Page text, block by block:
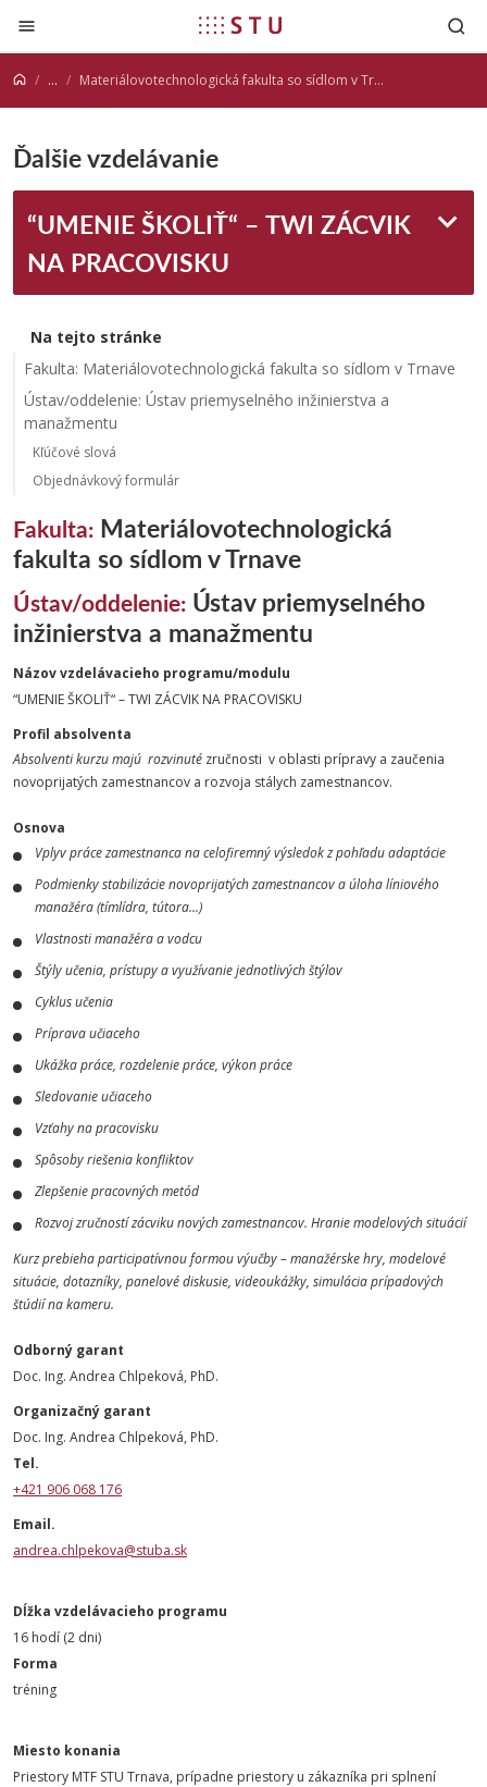
Prejsť na obsah
... Materiálovotechnologická fakulta so sídlom v Trnave
Ďalšie vzdelávanie
“UMENIE ŠKOLIŤ“ – TWI ZÁCVIK
NA PRACOVISKU
Na tejto stránke
Fakulta: Materiálovotechnologická fakulta so sídlom v Trnave
Ústav/oddelenie: Ústav priemyselného inžinierstva a
manažmentu
Kľúčové slová
Objednávkový formulár
Fakulta: Materiálovotechnologická
fakulta so sídlom v Trnave
Ústav/oddelenie: Ústav priemyselného
inžinierstva a manažmentu
Názov vzdelávacieho programu/modulu
“UMENIE ŠKOLIŤ“ – TWI ZÁCVIK NA PRACOVISKU
Profil absolventa
Absolventi kurzu majú rozvinuté zručnosti v oblasti prípravy a zaučenia
novoprijatých zamestnancov a rozvoja stálych zamestnancov.
Osnova
Vplyv práce zamestnanca na celofiremný výsledok z pohľadu adaptácie
Podmienky stabilizácie novoprijatých zamestnancov a úloha líniového
manažéra (tímlídra, tútora...)
Vlastnosti manažéra a vodcu
Štýly učenia, prístupy a využívanie jednotlivých štýlov
Cyklus učenia
Príprava učiaceho
Ukážka práce, rozdelenie práce, výkon práce
Sledovanie učiaceho
Vzťahy na pracovisku
Spôsoby riešenia konfliktov
Zlepšenie pracovných metód
Rozvoj zručností zácviku nových zamestnancov. Hranie modelových situácií
Kurz prebieha participatívnou formou výučby – manažérske hry, modelové
situácie, dotazníky, panelové diskusie, videoukážky, simulácia prípadových
štúdií na kameru.
Odborný garant
Doc. Ing. Andrea Chlpeková, PhD.
Organizačný garant
Doc. Ing. Andrea Chlpeková, PhD.
Tel.
+421 906 068 176
Email.
andrea.chlpekova@stuba.sk
Dĺžka vzdelávacieho programu
16 hodí (2 dni)
Forma
tréning
Miesto konania
Priestory MTF STU Trnava, prípadne priestory u zákazníka pri splnení